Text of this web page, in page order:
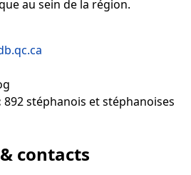
au sein de la région.
892 stéphanois et stéphanoises
contacts